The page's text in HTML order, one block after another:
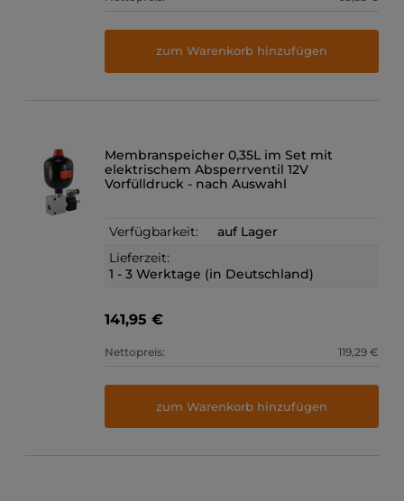
zum Warenkorb hinzufügen
Membranspeicher 0,35L im Set mit
elektrischem Absperrventil 12V
Vorfülldruck - nach Auswahl
Verfügbarkeit:
auf Lager
Lieferzeit:
1 - 3 Werktage (in Deutschland)
141,95 €
Nettopreis: 119,29 €
zum Warenkorb hinzufügen